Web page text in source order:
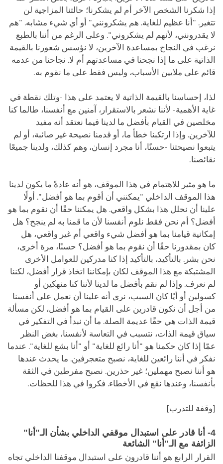
إذا شكرنا الشخص الآخر أم لم يشكرنا؛ حالتنا المزاجية لن
تتغير. "أنا عظيم للغاية. هم يشكرونني" أو أي شيء مشابه. "هم
لا يقدرونني، لأنهم لم يشكروني". وعلى الرغم من أننا بالطبع
نرغب في النجاح بمساعدة الآخرين، لا نؤسس شعورنا بالقيمة
الذاتية على ما إذا نجحنا في مساعدتهم أم لا. نجاحنا من عدمه
قائم على ملايين الأسباب، وليس فقط على ما نقوم به.
لذا، إحساسنا بالقيمة الذاتية لا يعتمد على هذا -وتلك نقطة في
غاية الأهمية- لأننا نشعر بالاستقرار، آمنين مع أنفسنا، طالما كنا
مخلصين في القيام بأفضل ما لدينا فيما نعتقد أنه مفيد
للآخرين. وإذا ارتكبنا خطأ ما، أو قدمنا نصيحة غير صائبة، أو لم
يتبعوا نصيحتنا -حسنًا، أنا مجرد إنسان، وهم كذلك، ولدينا جميعًا
نقائصنا.
ما هو مثير للاهتمام في هذا الموقف، هو أنه عادةً ما يكون لدينا
هذا الموقف الداخلي "يمكنني أن أقوم بما هو أفضل". أولًا
علينا أن نحلل هذا بشكل واقعي. هل يمكننا حقًا أن نقوم بما هو
أفضل؟ أم نحن فقط نلوم أنفسنا لأن ما قمنا به لم ينجح؟ هل
إمكانية قيامنا بما هو أفضل شيء واقعي أم غير واقعي، هل
كان بمقدورنا حقًا أن نقوم بما هو أفضل؟ حسنًا، مرة أخرى،
نحن بشر. بالتأكيد، بالتأكيد إذا كنا مدركين للعوامل الأخرى
المشتبكة مع هذا الموقف لكان بإمكاننا اتخاذ قرار أفضل، لكننا
لم نعرف. وإذا لم نقم بأفضل ما لدينا لأننا كنا منهكين أو
كسولين أو أيًا كان السبب، نرى أنه علينا أن نعمل على أنفسنا
من أجل أن نكون قادرين على القيام بما هو أفضل، لكن مسألة
قيمة الذات هي حقًا عديمة الصلة. ما أن نبدأ في التفكير في
سياق قيمة الذات، نتسبب في التعاسة لأنفسنا، بغض النظر
عمّا إذا كان حكمنا هو "أنا رائع للغاية" أو "أنا بشع للغاية". عندما
نفكر في أننا رائعين للغاية، نصبح متعجرفين. ما يحدث عندها
هو أننا نصبح مهملين؛ غير حذرين. نصبح مفرطين في الثقة
بأنفسنا، وعندها نقع في الأخطاء. فكروا في هذا للحظات.
[وقفة للتدرب]
4- أنا قادر على استبدال موقفي الداخلي بشأن الـ"أنا"
الزائفة مع الـ"أنا" الشائعة
القرار الرابع هو أننا قادرون على استبدال موقفنا الداخلي تجاه